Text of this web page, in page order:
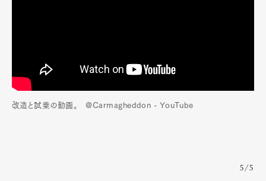
改造と試乗の動画。 @Carmagheddon - YouTube
5/5